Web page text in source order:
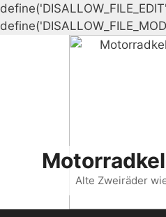
Alte Zweiräder